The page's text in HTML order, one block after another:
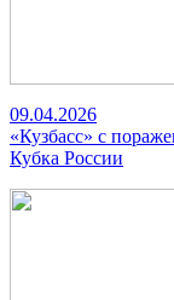
09.04.2026
«Кузбасс» с
Кубка России